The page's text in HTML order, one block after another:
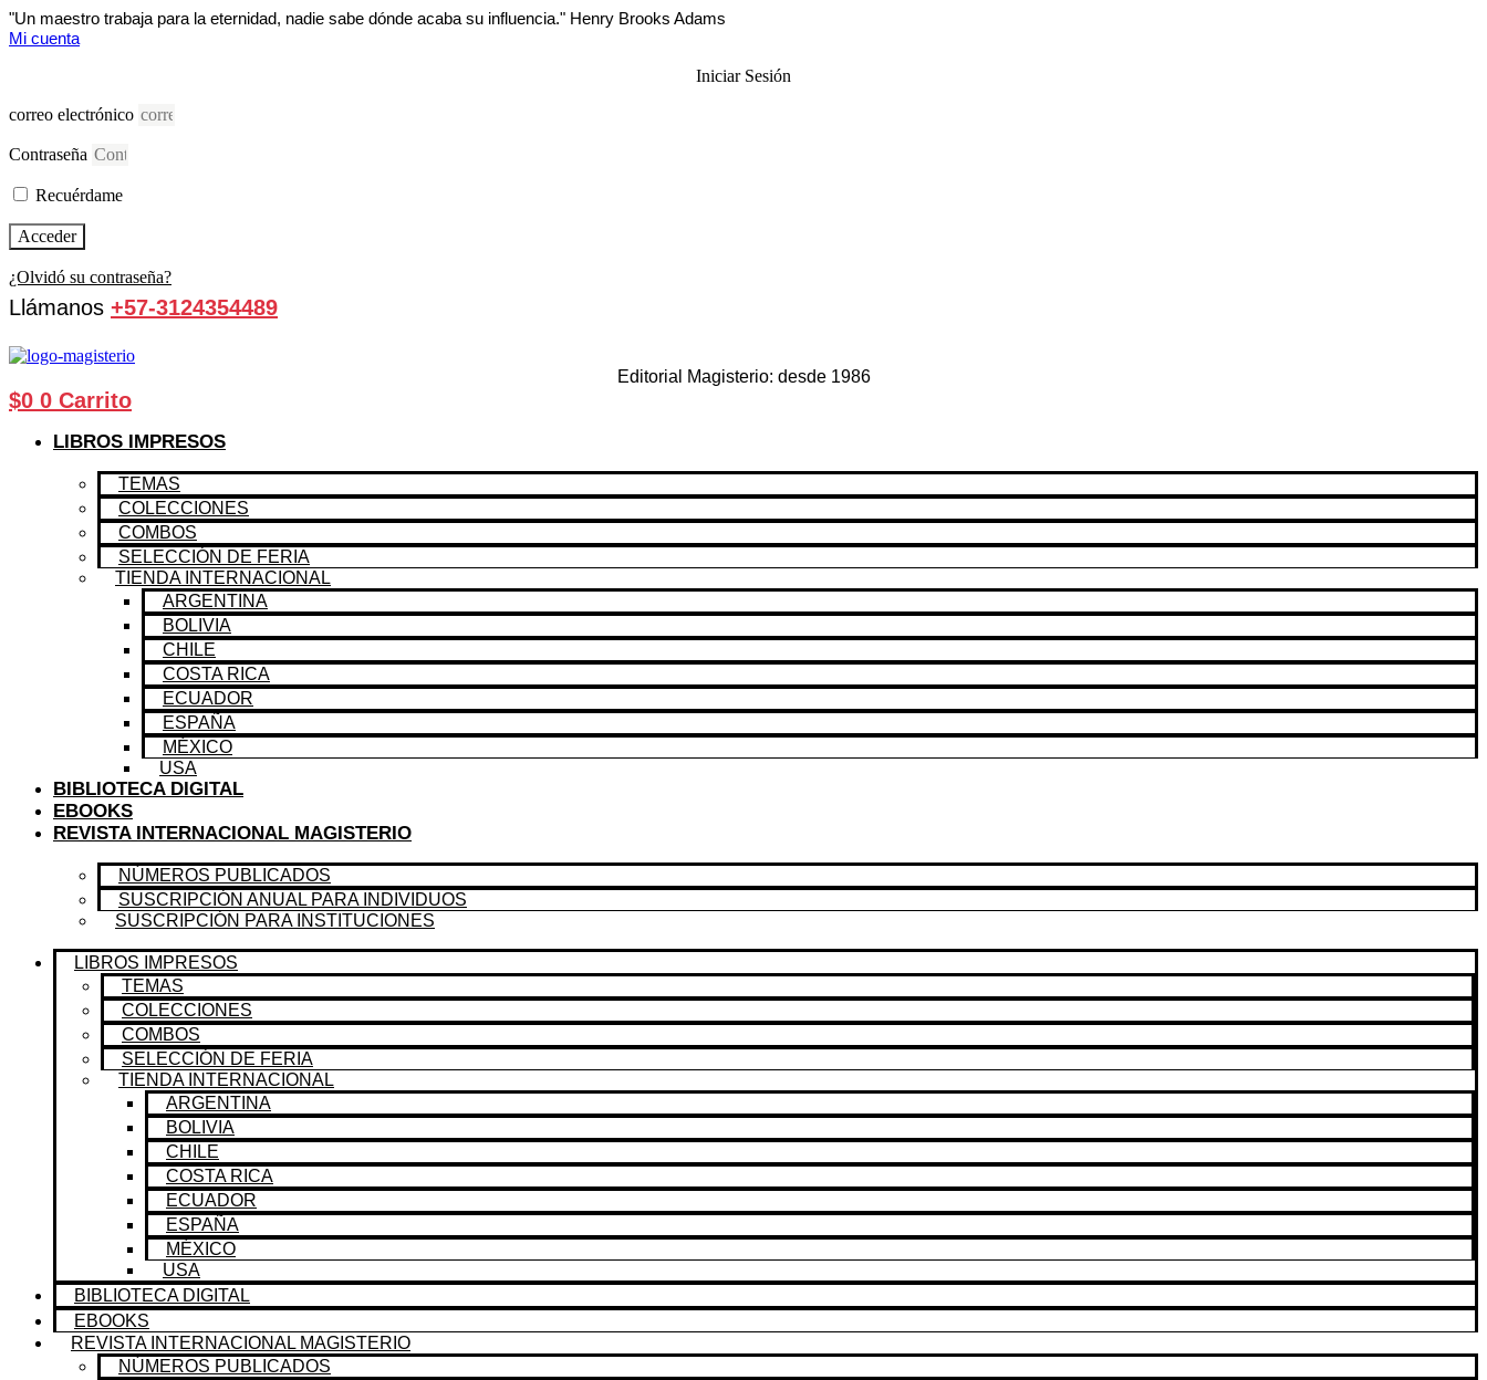
Ir
al
"Un maestro trabaja para la eternidad, nadie sabe dónde acaba su influencia." Henry Brooks Adams
Mi cuenta
Iniciar Sesión
correo electrónico
Contraseña
Recuérdame
Acceder
¿Olvidó su contraseña?
Llámanos +57-3124354489
Editorial Magisterio: desde 1986
$0 0 Carrito
LIBROS IMPRESOS
TEMAS
COLECCIONES
COMBOS
SELECCIÓN DE FERIA
TIENDA INTERNACIONAL
ARGENTINA
BOLIVIA
CHILE
COSTA RICA
ECUADOR
ESPAÑA
MÉXICO
USA
BIBLIOTECA DIGITAL
EBOOKS
REVISTA INTERNACIONAL MAGISTERIO
NÚMEROS PUBLICADOS
SUSCRIPCIÓN ANUAL PARA INDIVIDUOS
SUSCRIPCIÓN PARA INSTITUCIONES
LIBROS IMPRESOS
TEMAS
COLECCIONES
COMBOS
SELECCIÓN DE FERIA
TIENDA INTERNACIONAL
ARGENTINA
BOLIVIA
CHILE
COSTA RICA
ECUADOR
ESPAÑA
MÉXICO
USA
BIBLIOTECA DIGITAL
EBOOKS
REVISTA INTERNACIONAL MAGISTERIO
NÚMEROS PUBLICADOS